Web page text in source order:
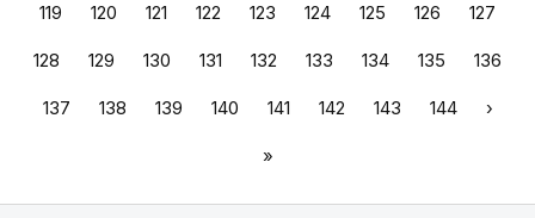
119 120 121 122 123 124 125 126 127
128 129 130 131 132 133 134 135 136
137 138 139 140 141 142 143 144 ›
»